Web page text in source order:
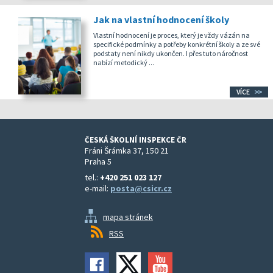
Jak na vlastní hodnocení školy
Vlastní hodnocení je proces, který je vždy vázán na
specifické podmínky a potřeby konkrétní školy a ze své
podstaty není nikdy ukončen. I přes tuto náročnost
nabízí metodický ...
VÍCE
ČESKÁ ŠKOLNÍ INSPEKCE ČR
Fráni Šrámka 37, 150 21
Praha 5
tel.: +420 251 023 127
e-mail: posta@csicr.cz
mapa stránek
RSS